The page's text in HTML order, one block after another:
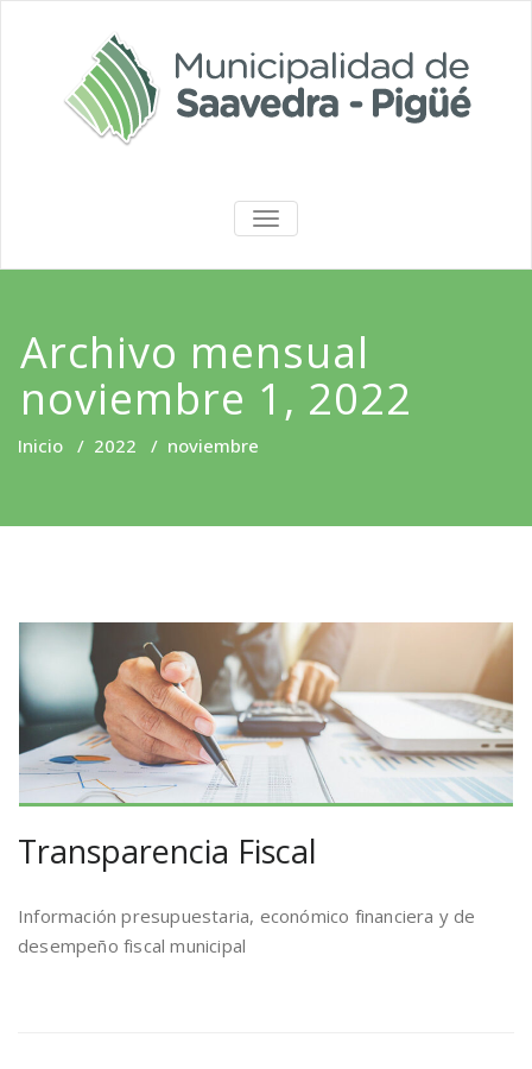
Transparencia
ALTERNAR
LA
Archivo mensual
noviembre 1, 2022
Inicio / 2022 / noviembre
Transparencia Fiscal
Información presupuestaria, económico financiera y de
desempeño fiscal municipal